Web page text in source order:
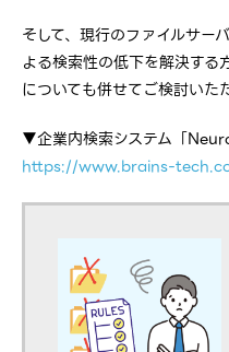
そして、現行のファイルサー
よる検索性の低下を解決する
についても併せてご検討いた
▼企業内検索システム「
https://www.brains-